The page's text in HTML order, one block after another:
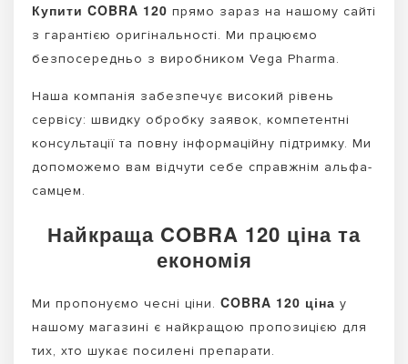
Купити COBRA 120 прямо зараз на нашому сайті
з гарантією оригінальності. Ми працюємо
безпосередньо з виробником Vega Pharma.
Наша компанія забезпечує високий рівень
сервісу: швидку обробку заявок, компетентні
консультації та повну інформаційну підтримку. Ми
допоможемо вам відчути себе справжнім альфа-
самцем.
Найкраща COBRA 120 ціна та
економія
Ми пропонуємо чесні ціни. COBRA 120 ціна у
нашому магазині є найкращою пропозицією для
тих, хто шукає посилені препарати.